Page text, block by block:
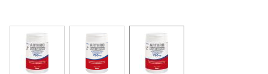
View larger imageView larger imageView larger image